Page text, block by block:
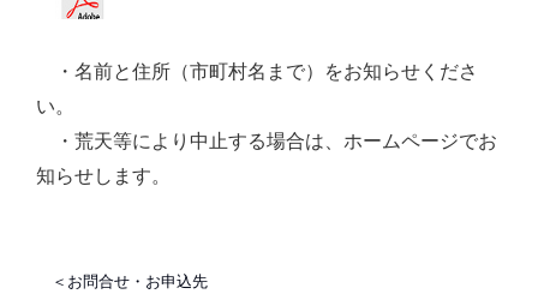
・名前と住所（市町村名まで）をお知らせくださ
い。
・荒天等により中止する場合は、ホームページでお
知らせします。
＜お問合せ・お申込先